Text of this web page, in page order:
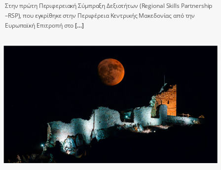
Στην πρώτη Περιφερειακή Σύμπραξη Δεξιοτήτων (Regional Skills Partnership
–RSP), που εγκρίθηκε στην Περιφέρεια Κεντρικής Μακεδονίας από την
Ευρωπαϊκή Επιτροπή στο[…]